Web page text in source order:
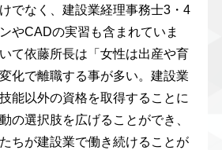
でなく、建設業経理事務士3・4
やCADの実習も含まれていま
て依藤所長は「女性は出産や育
化で離職する事が多い。建設業
能以外の資格を取得することに
の選択肢を広げることができ、
ちが建設業で働き続けることが